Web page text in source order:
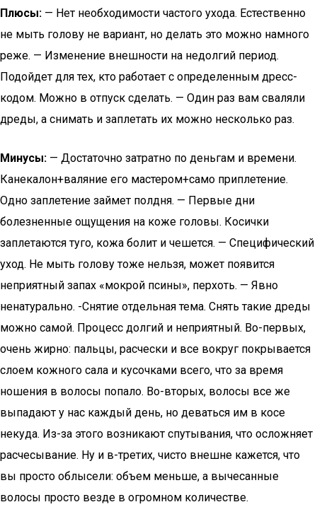
Плюсы: — Нет необходимости частого ухода. Естественно
не мыть голову не вариант, но делать это можно намного
реже. — Изменение внешности на недолгий период.
Подойдет для тех, кто работает с определенным дресс-
кодом. Можно в отпуск сделать. — Один раз вам сваляли
дреды, а снимать и заплетать их можно несколько раз.
Минусы: — Достаточно затратно по деньгам и времени.
Канекалон+валяние его мастером+само приплетение.
Одно заплетение займет полдня. — Первые дни
болезненные ощущения на коже головы. Косички
заплетаются туго, кожа болит и чешется. — Специфический
уход. Не мыть голову тоже нельзя, может появится
неприятный запах «мокрой псины», перхоть. — Явно
ненатурально. -Снятие отдельная тема. Снять такие дреды
можно самой. Процесс долгий и неприятный. Во-первых,
очень жирно: пальцы, расчески и все вокруг покрывается
слоем кожного сала и кусочками всего, что за время
ношения в волосы попало. Во-вторых, волосы все же
выпадают у нас каждый день, но деваться им в косе
некуда. Из-за этого возникают спутывания, что осложняет
расчесывание. Ну и в-третих, чисто внешне кажется, что
вы просто облысели: объем меньше, а вычесанные
волосы просто везде в огромном количестве.